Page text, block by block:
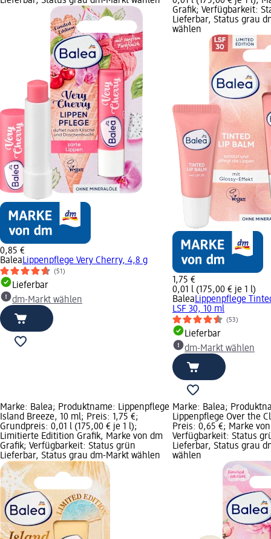
0,85 €
BaleaLippenpflege Very Cherry, 4,8 g
(51)
Lieferbar
dm-Markt wählen
Grafik; Verfügbarkeit:
Lieferbar, Status grau
wählen
1,75 €
0,01 l (175,00 € je 1 l)
BaleaLippenpflege
LSF 30, 10 ml
(53)
Lieferbar
dm-Markt wählen
Marke: Balea; Produktname: Lippenpflege
Island Breeze, 10 ml; Preis: 1,75 €;
Grundpreis: 0,01 l (175,00 € je 1 l);
Limitierte Editition Grafik, Marke von dm
Grafik; Verfügbarkeit: Status grün
Lieferbar, Status grau dm-Markt wählen
Marke: Balea;
Lippenpflege Over the
Preis: 0,65 €; Marke
Verfügbarkeit: Status
Lieferbar, Status grau
wählen